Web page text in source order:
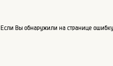
Если Вы обнаружили на странице